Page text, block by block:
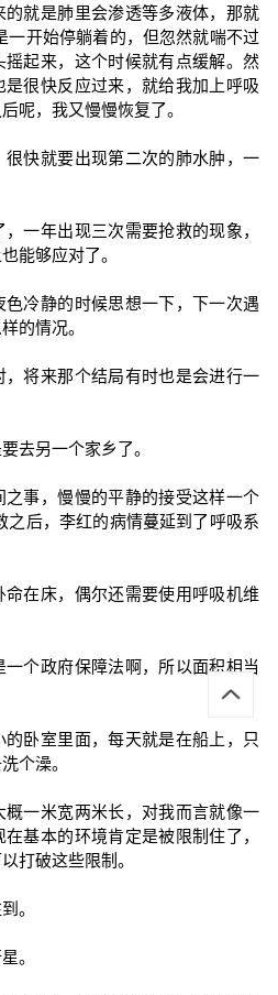
就是肺里会渗透等多液体，那就
一开始停躺着的，但忽然就喘不过
起来，这个时候就有点缓解。然
很快反应过来，就给我加上呼吸
呢，我又慢慢恢复了。
快就要出现第二次的肺水肿，一
一年出现三次需要抢救的现象，
能够应对了。
冷静的时候思想一下，下一次遇
的情况。
将来那个结局有时也是会进行一
去另一个家乡了。
事，慢慢的平静的接受这样一个
之后，李红的病情蔓延到了呼吸系
命在床，偶尔还需要使用呼吸机维
个政府保障法啊，所以面积相当
卧室里面，每天就是在船上，只
个澡。
一米宽两米长，对我而言就像一
基本的环境肯定是被限制住了，
打破这些限制。
。
。